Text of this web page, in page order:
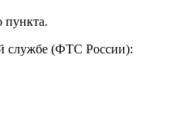
пункта.
службе (ФТС России):